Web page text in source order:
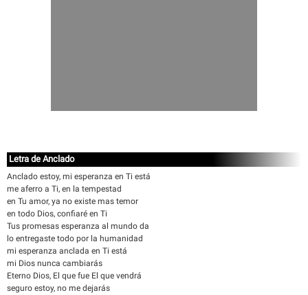
Letra de Anclado
Anclado estoy, mi esperanza en Ti está
me aferro a Ti, en la tempestad
en Tu amor, ya no existe mas temor
en todo Dios, confiaré en Ti
Tus promesas esperanza al mundo da
lo entregaste todo por la humanidad
mi esperanza anclada en Ti está
mi Dios nunca cambiarás
Eterno Dios, El que fue El que vendrá
seguro estoy, no me dejarás